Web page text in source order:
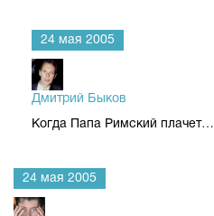
24 мая 2005
Дмитрий Быков
Когда Папа Римский плачет…
24 мая 2005